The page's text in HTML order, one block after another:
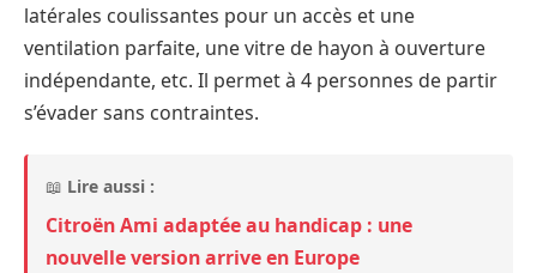
latérales coulissantes pour un accès et une
ventilation parfaite, une vitre de hayon à ouverture
indépendante, etc. Il permet à 4 personnes de partir
s’évader sans contraintes.
📖 Lire aussi :
Citroën Ami adaptée au handicap : une
nouvelle version arrive en Europe